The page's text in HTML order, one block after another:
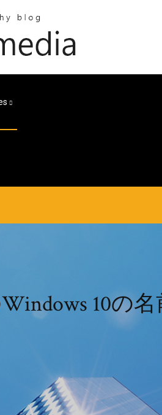
10の